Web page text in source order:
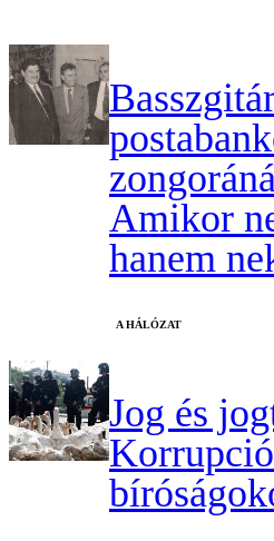
Amikor
hanem
A HÁLÓZAT
Jog és